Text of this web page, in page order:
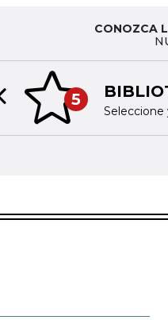
CONOZCA
5
Seleccione
Previous slide